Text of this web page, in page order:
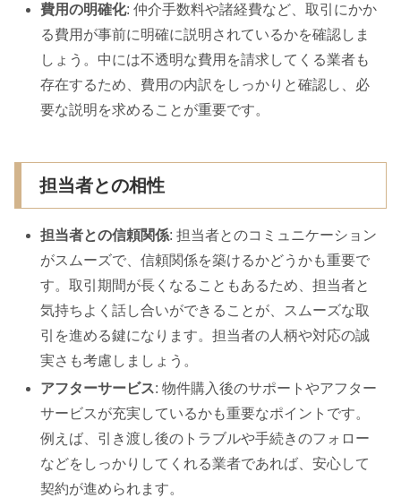
費用の明確化: 仲介手数料や諸経費など、取引にかか
る費用が事前に明確に説明されているかを確認しま
しょう。中には不透明な費用を請求してくる業者も
存在するため、費用の内訳をしっかりと確認し、必
要な説明を求めることが重要です。
担当者との相性
担当者との信頼関係: 担当者とのコミュニケーション
がスムーズで、信頼関係を築けるかどうかも重要で
す。取引期間が長くなることもあるため、担当者と
気持ちよく話し合いができることが、スムーズな取
引を進める鍵になります。担当者の人柄や対応の誠
実さも考慮しましょう。
アフターサービス: 物件購入後のサポートやアフター
サービスが充実しているかも重要なポイントです。
例えば、引き渡し後のトラブルや手続きのフォロー
などをしっかりしてくれる業者であれば、安心して
契約が進められます。